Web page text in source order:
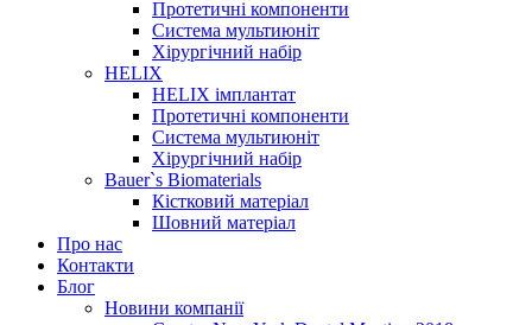
Протетичні компоненти
Система мультиюніт
Хірургічний набір
HELIX
HELIX імплантат
Протетичні компоненти
Система мультиюніт
Хірургічний набір
Bauer`s Biomaterials
Кістковий матеріал
Шовний матеріал
Про нас
Контакти
Блог
Новини компанії